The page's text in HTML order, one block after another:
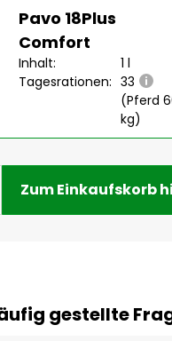
Pavo 18Plus
Comfort
Inhalt:
1 l
Tagesrationen: 33
(Pferd
kg)
Zum Einkaufskorb
gestellte